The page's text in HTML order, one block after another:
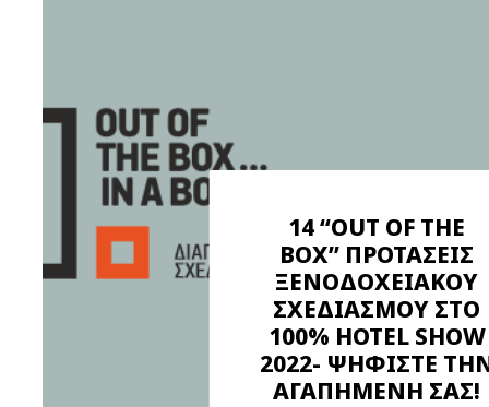
14 “OUT OF THE
BOX” ΠΡΟΤΑΣΕΙΣ
ΞΕΝΟΔΟΧΕΙΑΚΟΥ
ΣΧΕΔΙΑΣΜΟΥ ΣΤΟ
100% HOTEL SHOW
2022- ΨΗΦΙΣΤΕ
ΑΓΑΠΗΜΕΝΗ ΣΑΣ!